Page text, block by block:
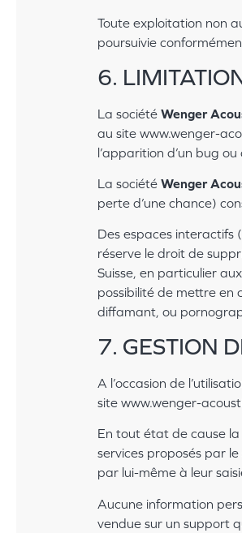
Toute exploitation non
poursuivie
6.
La société Wenger
au site www.wenger-
l’apparition d’un bug
La société Wenger
perte d’une chance)
Des espaces interactifs
réserve le droit de
Suisse, en particulier
possibilité de mettre en
diffamant, ou
7. GESTION
A l’occasion de
site www.wenger-
En tout état de cause la
services proposés par
par lui-même à leur
Aucune information
vendue sur un support